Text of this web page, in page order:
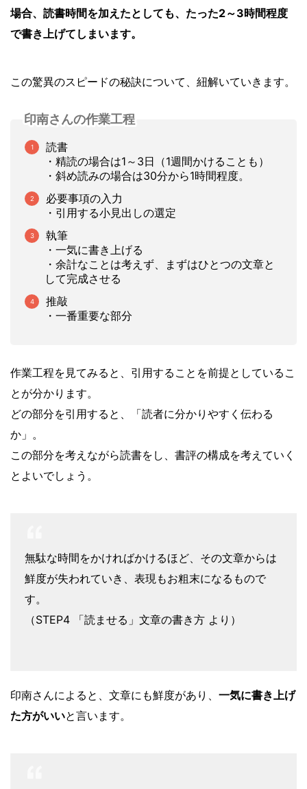
場合、読書時間を加えたとしても、たった2～3時間程度
で書き上げてしまいます。
この驚異のスピードの秘訣について、紐解いていきます。
印南さんの作業工程
読書
・精読の場合は1～3日（1週間かけることも）
・斜め読みの場合は30分から1時間程度。
必要事項の入力
・引用する小見出しの選定
執筆
・一気に書き上げる
・余計なことは考えず、まずはひとつの文章と
して完成させる
推敲
・一番重要な部分
作業工程を見てみると、引用することを前提としているこ
とが分かります。
どの部分を引用すると、「読者に分かりやすく伝わる
か」。
この部分を考えながら読書をし、書評の構成を考えていく
とよいでしょう。
無駄な時間をかければかけるほど、その文章からは
鮮度が失われていき、表現もお粗末になるもので
す。
（STEP4 「読ませる」文章の書き方 より）
印南さんによると、文章にも鮮度があり、 一気に書き上げ
た方がいいと言います。